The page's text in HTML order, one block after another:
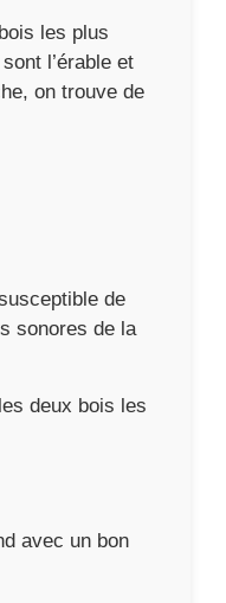
les plus
l’érable et
on trouve de
de
sonores de la
deux bois les
avec un bon